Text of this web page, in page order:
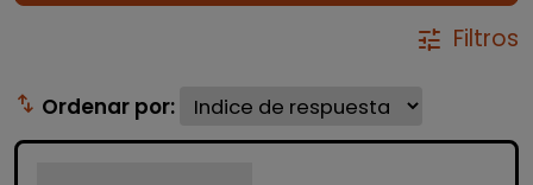
tune Filtros
swap_vert Ordenar por: